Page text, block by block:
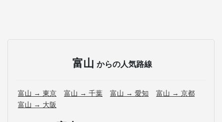
富山 からの人気路線
富山 → 東京 富山 → 千葉 富山 → 愛知
富山 → 京都
富山 → 大阪